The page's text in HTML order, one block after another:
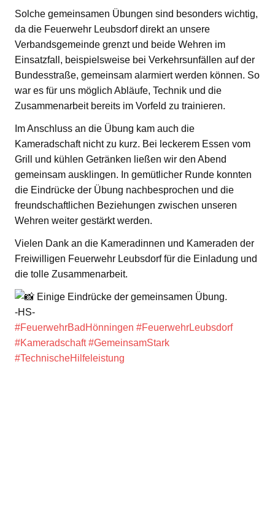
Solche gemeinsamen Übungen sind besonders wichtig,
da die Feuerwehr Leubsdorf direkt an unsere
Verbandsgemeinde grenzt und beide Wehren im
Einsatzfall, beispielsweise bei Verkehrsunfällen auf der
Bundesstraße, gemeinsam alarmiert werden können. So
war es für uns möglich Abläufe, Technik und die
Zusammenarbeit bereits im Vorfeld zu trainieren.
Im Anschluss an die Übung kam auch die
Kameradschaft nicht zu kurz. Bei leckerem Essen vom
Grill und kühlen Getränken ließen wir den Abend
gemeinsam ausklingen. In gemütlicher Runde konnten
die Eindrücke der Übung nachbesprochen und die
freundschaftlichen Beziehungen zwischen unseren
Wehren weiter gestärkt werden.
Vielen Dank an die Kameradinnen und Kameraden der
Freiwilligen Feuerwehr Leubsdorf für die Einladung und
die tolle Zusammenarbeit.
Einige Eindrücke der gemeinsamen Übung.
-HS-
#FeuerwehrBadHönningen #FeuerwehrLeubsdorf
#Kameradschaft #GemeinsamStark
#TechnischeHilfeleistung